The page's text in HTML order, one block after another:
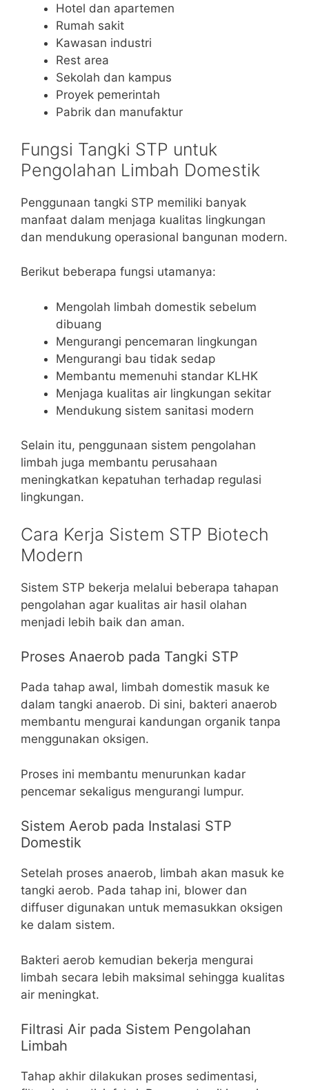
Hotel dan apartemen
Rumah sakit
Kawasan industri
Rest area
Sekolah dan kampus
Proyek pemerintah
Pabrik dan manufaktur
Fungsi Tangki STP untuk
Pengolahan Limbah Domestik
Penggunaan tangki STP memiliki banyak
manfaat dalam menjaga kualitas lingkungan
dan mendukung operasional bangunan modern.
Berikut beberapa fungsi utamanya:
Mengolah limbah domestik sebelum
dibuang
Mengurangi pencemaran lingkungan
Mengurangi bau tidak sedap
Membantu memenuhi standar KLHK
Menjaga kualitas air lingkungan sekitar
Mendukung sistem sanitasi modern
Selain itu, penggunaan sistem pengolahan
limbah juga membantu perusahaan
meningkatkan kepatuhan terhadap regulasi
lingkungan.
Cara Kerja Sistem STP Biotech
Modern
Sistem STP bekerja melalui beberapa tahapan
pengolahan agar kualitas air hasil olahan
menjadi lebih baik dan aman.
Proses Anaerob pada Tangki STP
Pada tahap awal, limbah domestik masuk ke
dalam tangki anaerob. Di sini, bakteri anaerob
membantu mengurai kandungan organik tanpa
menggunakan oksigen.
Proses ini membantu menurunkan kadar
pencemar sekaligus mengurangi lumpur.
Sistem Aerob pada Instalasi STP
Domestik
Setelah proses anaerob, limbah akan masuk ke
tangki aerob. Pada tahap ini, blower dan
diffuser digunakan untuk memasukkan oksigen
ke dalam sistem.
Bakteri aerob kemudian bekerja mengurai
limbah secara lebih maksimal sehingga kualitas
air meningkat.
Filtrasi Air pada Sistem Pengolahan
Limbah
Tahap akhir dilakukan proses sedimentasi,